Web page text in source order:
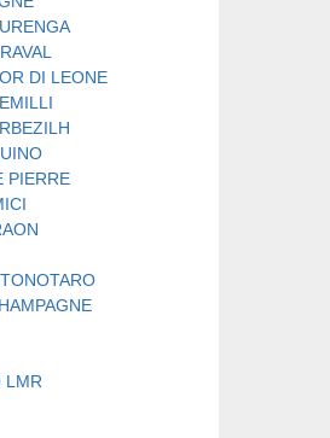
DI LEONE
PIERRE
LMR